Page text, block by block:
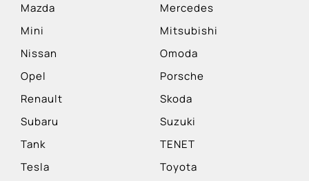
Mazda
Mercedes
Mini
Mitsubishi
Nissan
Omoda
Opel
Porsche
Renault
Skoda
Subaru
Suzuki
Tank
TENET
Tesla
Toyota